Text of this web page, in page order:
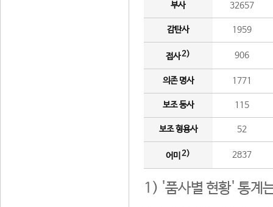
부사 32657
감탄사 1959
접사2) 906
의존 명사 1771
보조 동사 115
보조 형용사 52
어미 2) 2837
1) '품사별 현황' 통계